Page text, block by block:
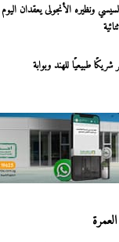
ونظيره الأنجولى يعقدان اليوم
طبيعيًا للهند وبوابة